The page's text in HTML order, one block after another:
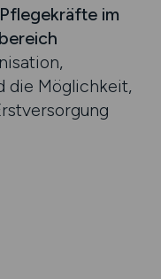
im
die Möglichkeit,